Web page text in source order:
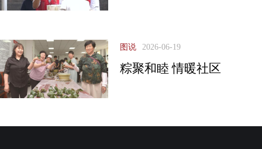
图说 2026-06-19
粽聚和睦 情暖社区